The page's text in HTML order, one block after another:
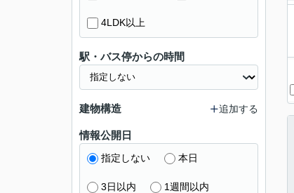
4LDK以上
駅・バス停からの時間
建物構造 追加する
情報公開日
指定しない 本日
3日以内 1週間以内